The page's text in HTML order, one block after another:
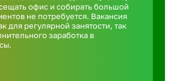
офис и собирать большой
не потребуется. Вакансия
для регулярной занятости, так
заработка в